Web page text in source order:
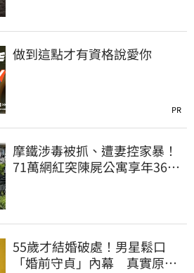
做到這點才有資格說愛你
PR
摩鐵涉毒被抓、遭妻控家暴！
71萬網紅突陳屍公寓享年36
55歲才結婚破處！男星鬆口
「婚前守貞」內幕 真實原因